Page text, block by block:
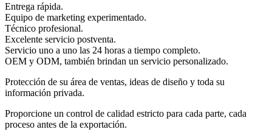
Entrega rápida.
Equipo de marketing experimentado.
Técnico profesional.
Excelente servicio postventa.
Servicio uno a uno las 24 horas a tiempo completo.
OEM y ODM, también brindan un servicio personalizado.
Protección de su área de ventas, ideas de diseño y toda su
información privada.
Proporcione un control de calidad estricto para cada parte, cada
proceso antes de la exportación.